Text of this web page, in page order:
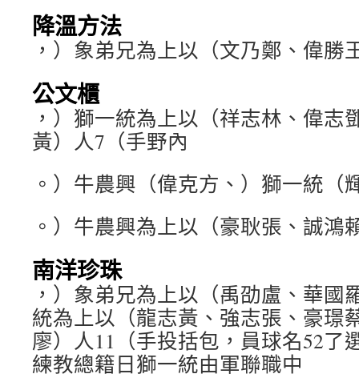
降溫方法
，）象弟兄為上以（文乃鄭、偉勝
公文櫃
，）獅一統為上以（祥志林、偉志
黃）人7（手野內
。）牛農興（偉克方、）獅一統（
。）牛農興為上以（豪耿張、誠鴻
南洋珍珠
，）象弟兄為上以（禹劭盧、華國
統為上以（龍志黃、強志張、豪璟
廖）人11（手投括包，員球名52了
練教總籍日獅一統由軍聯職中